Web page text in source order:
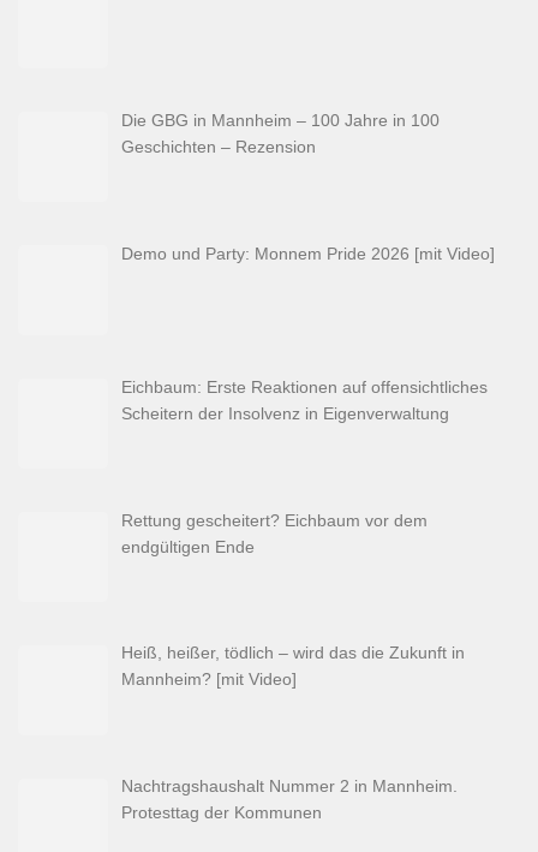
Die GBG in Mannheim – 100 Jahre in 100
Geschichten – Rezension
Demo und Party: Monnem Pride 2026 [mit Video]
Eichbaum: Erste Reaktionen auf offensichtliches
Scheitern der Insolvenz in Eigenverwaltung
Rettung gescheitert? Eichbaum vor dem
endgültigen Ende
Heiß, heißer, tödlich – wird das die Zukunft in
Mannheim? [mit Video]
Nachtragshaushalt Nummer 2 in Mannheim.
Protesttag der Kommunen